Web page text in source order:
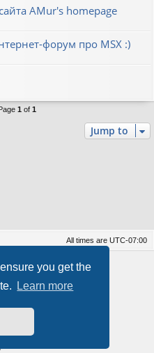
you get the
Learn more
AMur's homepage
форум про MSX :)
1 of 1
Jump to
All times are UTC-07:00
© phpBB Limited
RimuHosting
London data center
@Shaos